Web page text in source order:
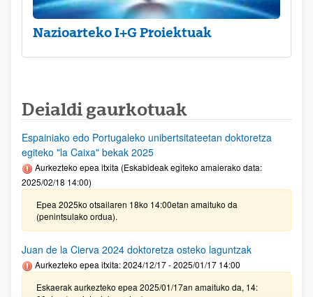
Nazioarteko I+G Proiektuak
Deialdi gaurkotuak
Espainiako edo Portugaleko unibertsitateetan doktoretza
egiteko "la Caixa" bekak 2025
Aurkezteko epea itxita (Eskabideak egiteko amaierako data:
2025/02/18 14:00)
Epea 2025ko otsailaren 18ko 14:00etan amaituko da
(penintsulako ordua).
Juan de la Cierva 2024 doktoretza osteko laguntzak
Aurkezteko epea itxita: 2024/12/17 - 2025/01/17 14:00
Eskaerak aurkezteko epea 2025/01/17an amaituko da, 14: